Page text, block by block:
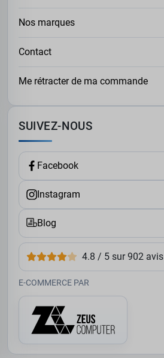
Nos marques
Contact
Me rétracter de ma commande
SUIVEZ-NOUS
Facebook
Instagram
Blog
4.8 / 5 sur 902 avis
E-COMMERCE PAR